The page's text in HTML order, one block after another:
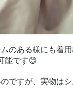
のある様にも着
能です😊
ですが、実物は